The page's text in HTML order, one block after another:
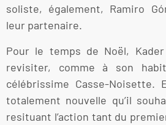
soliste, également, Ramiro
leur partenaire.
Pour le temps de Noël,
revisiter, comme à son
célébrissime Casse-Noisette.
totalement nouvelle qu’il
resituant l’action tant du